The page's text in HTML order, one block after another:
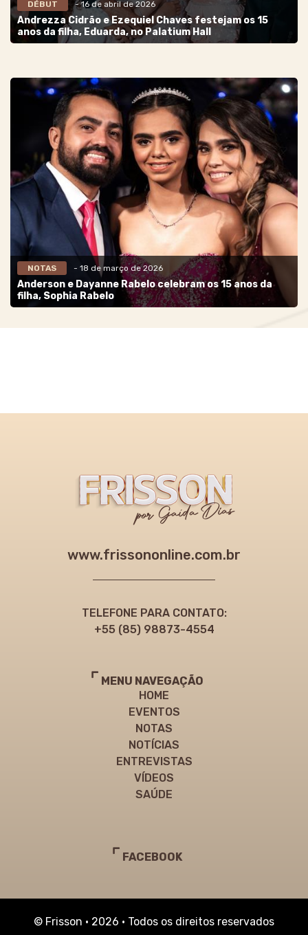
DÉBUT - 16 de abril de 2026
Andrezza Cidrão e Ezequiel Chaves festejam os 15
anos da filha, Eduarda, no Palatium Hall
NOTAS - 18 de março de 2026
Anderson e Dayanne Rabelo celebram os 15 anos da
filha, Sophia Rabelo
www.frissononline.com.br
TELEFONE PARA CONTATO:
+55 (85) 98873-4554
MENU NAVEGAÇÃO
HOME
EVENTOS
NOTAS
NOTÍCIAS
ENTREVISTAS
VÍDEOS
SAÚDE
FACEBOOK
© Frisson • 2026 • Todos os direitos reservados